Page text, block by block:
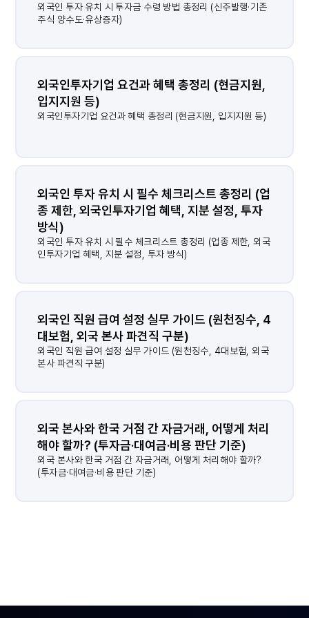
외국인 투자 유치 시 투자금 수령 방법 총정리 (신주발행·기존
주식 양수도·유상증자)
외국인투자기업 요건과 혜택 총정리 (현금지원,
입지지원 등)
외국인투자기업 요건과 혜택 총정리 (현금지원, 입지지원 등)
외국인 투자 유치 시 필수 체크리스트 총정리 (업
종 제한, 외국인투자기업 혜택, 지분 설정, 투자
방식)
외국인 투자 유치 시 필수 체크리스트 총정리 (업종 제한, 외국
인투자기업 혜택, 지분 설정, 투자 방식)
외국인 직원 급여 설정 실무 가이드 (원천징수, 4
대보험, 외국 본사 파견직 구분)
외국인 직원 급여 설정 실무 가이드 (원천징수, 4대보험, 외국
본사 파견직 구분)
외국 본사와 한국 거점 간 자금거래, 어떻게 처리
해야 할까? (투자금·대여금·비용 판단 기준)
외국 본사와 한국 거점 간 자금거래, 어떻게 처리해야 할까?
(투자금·대여금·비용 판단 기준)
결과가 없습니다.